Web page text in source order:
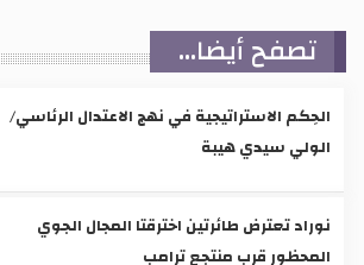
تصفح أيضا...
الحِكم الاستراتيجية في نهج الاعتدال الرئاسي/
الولي سيدي هيبة
نوراد تعترض طائرتين اخترقتا المجال الجوي
المحظور قرب منتجع ترامب